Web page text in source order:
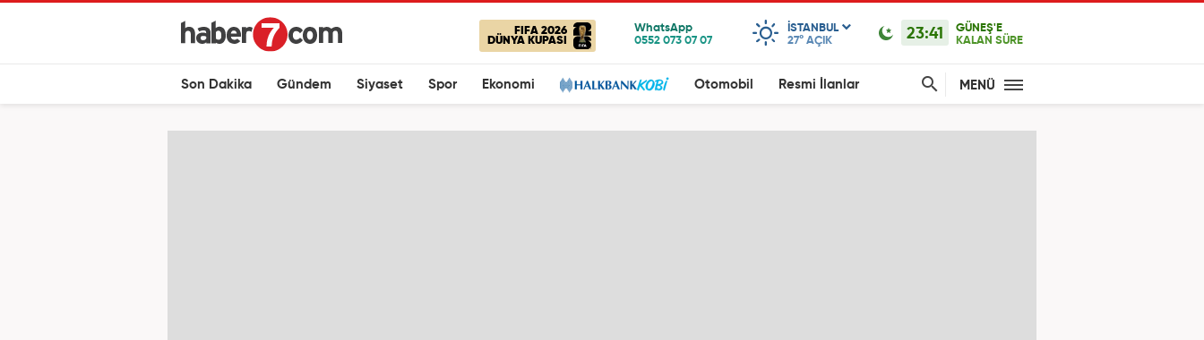
FIFA 2026
DÜNYA KUPASI
ISTANBUL
27° AÇIK 23:41
GÜNEŞ'E
KALAN SÜRE
Son Dakika Gündem Siyaset Spor Ekonomi Otomobil Resmi İlanlar MENÜ